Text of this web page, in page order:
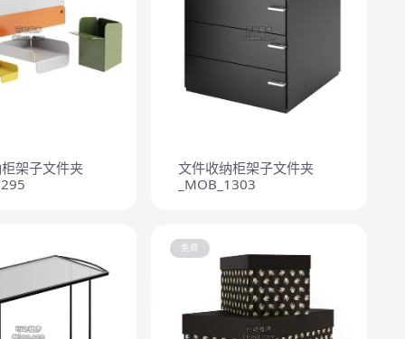
架子文件夹
文件收纳柜架子文件夹
_MOB_1303
免费